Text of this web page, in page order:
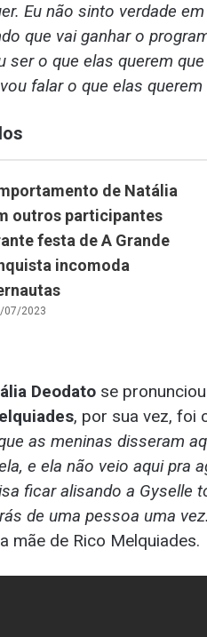
Eu não sinto verdade
que vai ganhar o
ser o que elas querem
falar o que elas
de Natália
outros participantes
festa de A Grande
incomoda
07/2023
Deodato se
, por sua vez, foi
as meninas disseram
e ela não veio aqui pra
ficar alisando a Gyselle
de uma pessoa uma
mãe de Rico Melquiades.